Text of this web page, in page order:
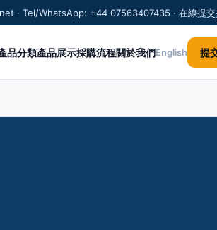
· Tel/WhatsApp: +44 07563407435 · 在線提交
品分類產品展示採購流程關於我們English 提